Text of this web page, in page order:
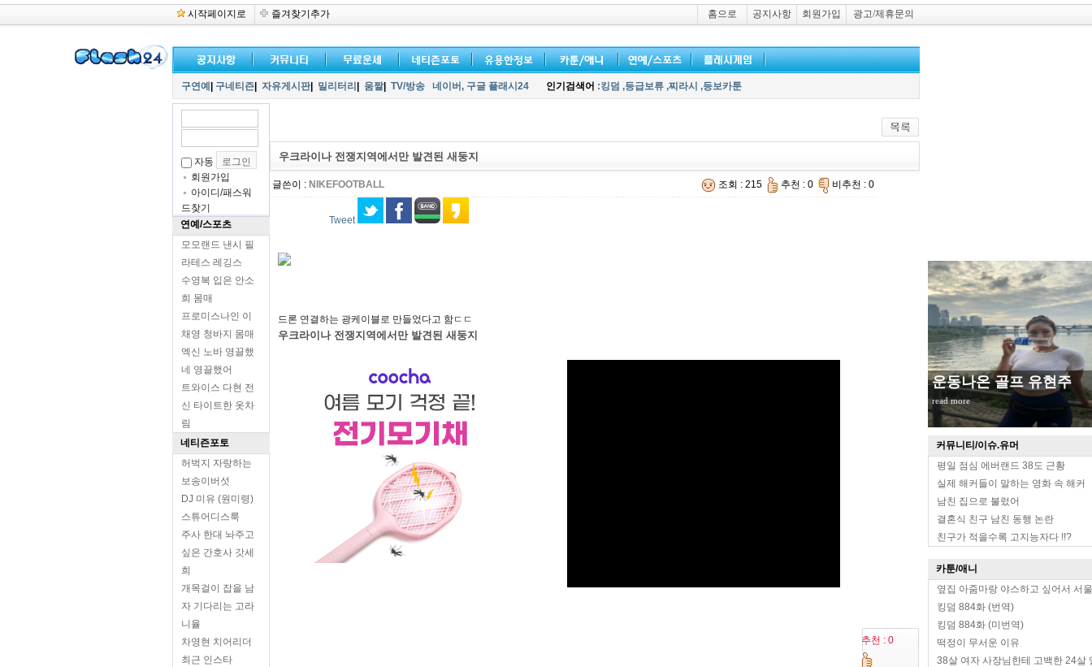
시작페이지로 즐겨찾기추가 홈으로 공지사항 회원가입 광고/제휴문의
운동나온 골프 유현주
read more
커뮤니티/이슈.유머
평일 점심 에버랜드 38도 근황
실제 해커들이 말하는 영화 속 해커
남친 집으로 불렀어
결혼식 친구 남친 동행 논란
친구가 적을수록 고지능자다 !!?
카툰/애니
옆집 아줌마랑 야스하고 싶어서 서
킹덤 884화 (번역)
킹덤 884화 (미번역)
떡정이 무서운 이유
38살 여자 사장님한테 고백한 24살
구연예 구네티즌 자유게시판| 밀리터리 움짤| TV/방송 네이버, 구글 플래시24 인기검색어 :킹덤 ,등급보류 ,찌라시 ,등보카툰
자동
회원가입
아이디/패스워
드찾기
연예/스포츠
모모랜드 낸시 필
라테스 레깅스
수영복 입은 안소
희 몸매
프로미스나인 이
채영 청바지 몸매
엑신 노바 영끌했
네 영끌했어
트와이스 다현 전
신 타이트한 옷차
림
네티즌포토
허벅지 자랑하는
보송이버섯
DJ 미유 (원미령)
스튜어디스룩
주사 한대 놔주고
싶은 간호사 갓세
희
개목걸이 잡을 남
자 기다리는 고라
니율
차영현 치어리더
최근 인스타
우크라이나 전쟁지역에서만 발견된 새둥지
글쓴이 : NIKEFOOTBALL 조회 : 215 추천 : 0 비추천 : 0
Tweet
드론 연결하는 광케이블로 만들었다고 함ㄷㄷ
우크라이나 전쟁지역에서만 발견된 새둥지
추천 : 0